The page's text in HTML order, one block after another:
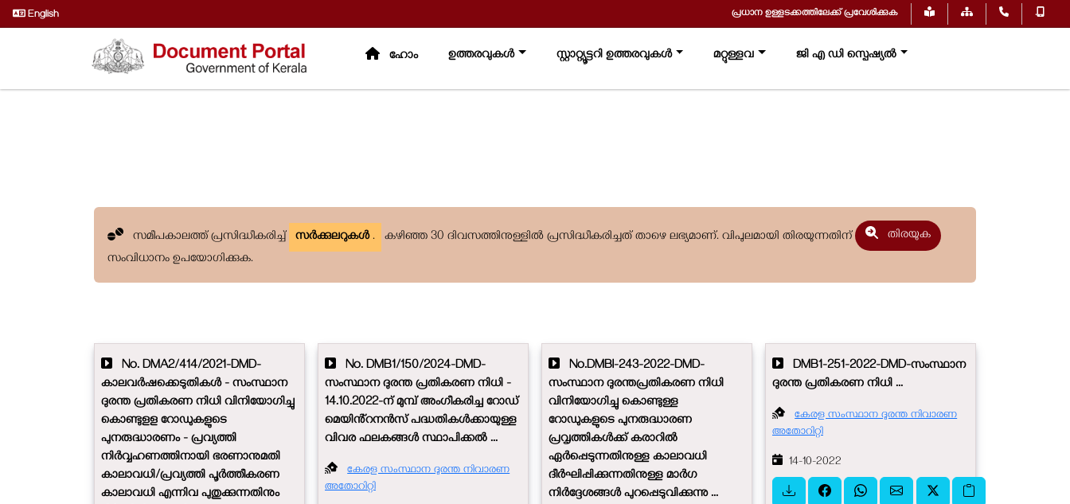
English പ്രധാന ഉള്ളടക്കത്തിലേക്ക് പ്രവേശിക്കുക .
ഹോം ഉത്തരവുകൾ സ്റ്റാറ്റ്യൂട്ടറി ഉത്തരവുകൾ മറ്റുള്ളവ ജി എ ഡി സ്പെഷ്യൽ
സമീപകാലത്ത് പ്രസിദ്ധീകരിച്ച് സർക്കുലറുകൾ. കഴിഞ്ഞ 30 ദിവസത്തിനുള്ളിൽ പ്രസിദ്ധീകരിച്ചത് താഴെ ലഭ്യമാണ്. വിപുലമായി തിരയുന്നതിന്
തിരയുക
സംവിധാനം ഉപയോഗിക്കുക.
No. DMA2/414/2021-DMD-
കാലവർഷക്കെടുതികൾ - സംസ്ഥാന
ദുരന്ത പ്രതികരണ നിധി വിനിയോഗിച്ചു​
കൊണ്ടുളള റോഡുകളുടെ
പുനരുദ്ധാരണം - പ്രവ്യത്തി
നിർവ്വഹണത്തിനായി ഭരണാനുമതി
കാലാവധി/പ്രവ്യത്തി പൂർത്തീകരണ
കാലാവധി എന്നിവ പുതുക്കുന്നതിനും
No. DMB1/150/2024-DMD-
സംസ്ഥാന ദുരന്ത പ്രതികരണ നിധി -
14.10.2022-ന് മുമ്പ് അംഗീകരിച്ച റോഡ്
മെയിൻ്റനൻസ് പദ്ധതികൾക്കായുള്ള
വിവര ഫലകങ്ങൾ സ്ഥാപിക്കൽ ...
കേരള സംസ്ഥാന ദുരന്ത നിവാരണ
അതോറിറ്റി
No.DMBI-243-2022-DMD-
സംസ്ഥാന ദുരന്തപ്രതികരണ നിധി
വിനിയോഗിച്ചു കൊണ്ടുള്ള
റോഡുകളുടെ പുനരുദ്ധാരണ
പ്രവൃത്തികൾക്ക് കരാറിൽ
ഏർപ്പെടുന്നതിനുള്ള കാലാവധി
ദീർഘിപ്പിക്കുന്നതിനുള്ള മാർഗ
നിർദ്ദേശങ്ങൾ പുറപ്പെടുവിക്കുന്നു ...
DMB1-251-2022-DMD-സംസ്ഥാന
ദുരന്ത പ്രതികരണ നിധി ...
കേരള സംസ്ഥാന ദുരന്ത നിവാരണ
അതോറിറ്റി
14-10-2022